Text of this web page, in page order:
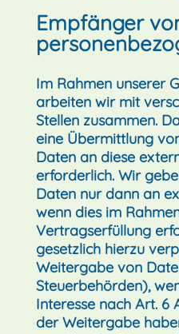
Empfänger
Im Rahmen unserer
arbeiten wir mit
Stellen zusammen.
eine Übermittlung
Daten an diese
erforderlich. Wir
Daten nur dann an
wenn dies im
Vertragserfüllung
gesetzlich hierzu
Weitergabe von
Steuerbehörden),
Interesse nach Art. 6
der Weitergabe